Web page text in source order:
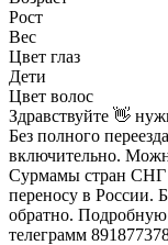
Рост
Вес
Цвет глаз
Дети
Цвет волос
Здравствуйте 👋
Без полного
включительно.
Сурмамы стран СНГ
переносу в России.
обратно.
телеграмм